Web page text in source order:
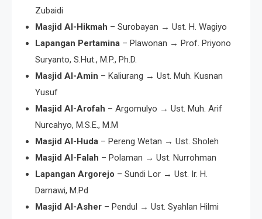
Zubaidi
Masjid Al-Hikmah – Surobayan → Ust. H. Wagiyo
Lapangan Pertamina – Plawonan → Prof. Priyono
Suryanto, S.Hut., M.P., Ph.D.
Masjid Al-Amin – Kaliurang → Ust. Muh. Kusnan
Yusuf
Masjid Al-Arofah – Argomulyo → Ust. Muh. Arif
Nurcahyo, M.S.E., M.M
Masjid Al-Huda – Pereng Wetan → Ust. Sholeh
Masjid Al-Falah – Polaman → Ust. Nurrohman
Lapangan Argorejo – Sundi Lor → Ust. Ir. H.
Darnawi, M.Pd
Masjid Al-Asher – Pendul → Ust. Syahlan Hilmi